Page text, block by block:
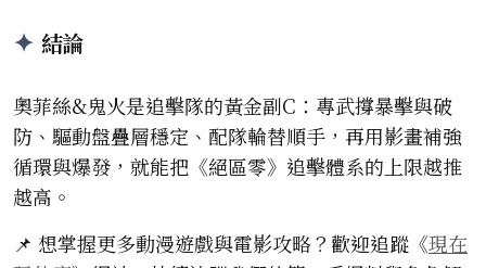
結論
奧菲絲&鬼火是追擊隊的黃金副C：專武撐暴擊與破
防、驅動盤疊層穩定、配隊輪替順手，再用影畫補強
循環與爆發，就能把《絕區零》追擊體系的上限越推
越高。
📌 想掌握更多動漫遊戲與電影攻略？歡迎追蹤《現在